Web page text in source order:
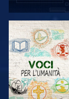
ESPLORA LE
SERIE